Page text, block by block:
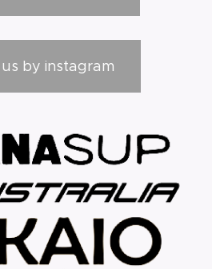
by instagram